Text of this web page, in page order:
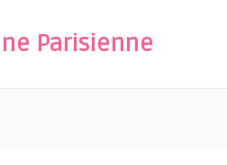
Parisienne